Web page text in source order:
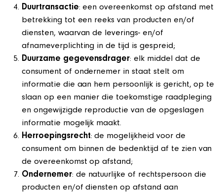
Duurtransactie: een overeenkomst op afstand met
betrekking tot een reeks van producten en/of
diensten, waarvan de leverings- en/of
afnameverplichting in de tijd is gespreid;
Duurzame gegevensdrager: elk middel dat de
consument of ondernemer in staat stelt om
informatie die aan hem persoonlijk is gericht, op te
slaan op een manier die toekomstige raadpleging
en ongewijzigde reproductie van de opgeslagen
informatie mogelijk maakt.
Herroepingsrecht: de mogelijkheid voor de
consument om binnen de bedenktijd af te zien van
de overeenkomst op afstand;
Ondernemer: de natuurlijke of rechtspersoon die
producten en/of diensten op afstand aan